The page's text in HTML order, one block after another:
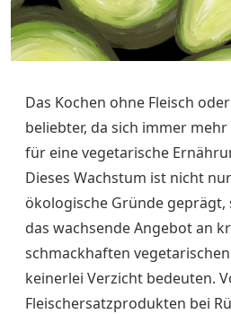
Das Kochen ohne Fleisch
beliebter, da sich immer
für eine vegetarische
Dieses Wachstum ist nicht
ökologische Gründe
das wachsende Angebot an
schmackhaften
keinerlei Verzicht bedeuten.
Fleischersatzprodukten bei